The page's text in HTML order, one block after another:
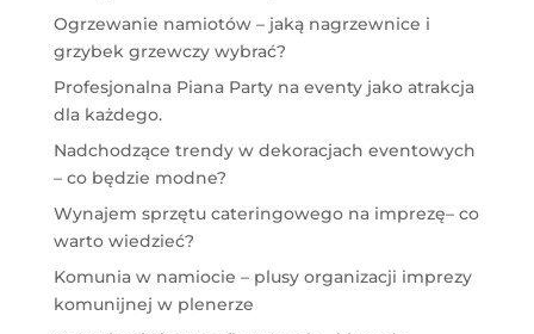
Ogrzewanie namiotów – jaką nagrzewnice i
grzybek grzewczy wybrać?
Profesjonalna Piana Party na eventy jako atrakcja
dla każdego.
Nadchodzące trendy w dekoracjach eventowych
– co będzie modne?
Wynajem sprzętu cateringowego na imprezę– co
warto wiedzieć?
Komunia w namiocie – plusy organizacji imprezy
komunijnej w plenerze